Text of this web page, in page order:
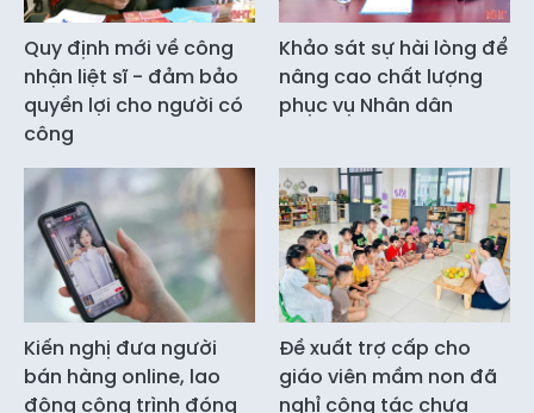
Quy định mới về công
nhận liệt sĩ - đảm bảo
quyền lợi cho người có
công
Khảo sát sự hài lòng để
nâng cao chất lượng
phục vụ Nhân dân
Kiến nghị đưa người
bán hàng online, lao
động công trình đóng
Đề xuất trợ cấp cho
giáo viên mầm non đã
nghỉ công tác chưa